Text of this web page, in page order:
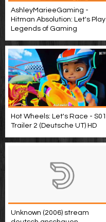
AshleyMarieeGaming -
Hitman Absolution: Let's Play |
Legends of Gaming
Hot Wheels: Let's Race - S01
Trailer 2 (Deutsche UT) HD
Unknown (2006) stream